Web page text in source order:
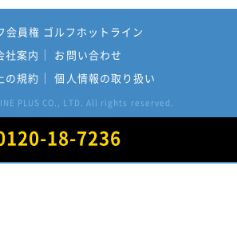
会員権 ゴルフホットライン
社案内
お問い合わせ
の規約
個人情報の取り扱い
PLUS CO., LTD. All rights reserved.
18-7236